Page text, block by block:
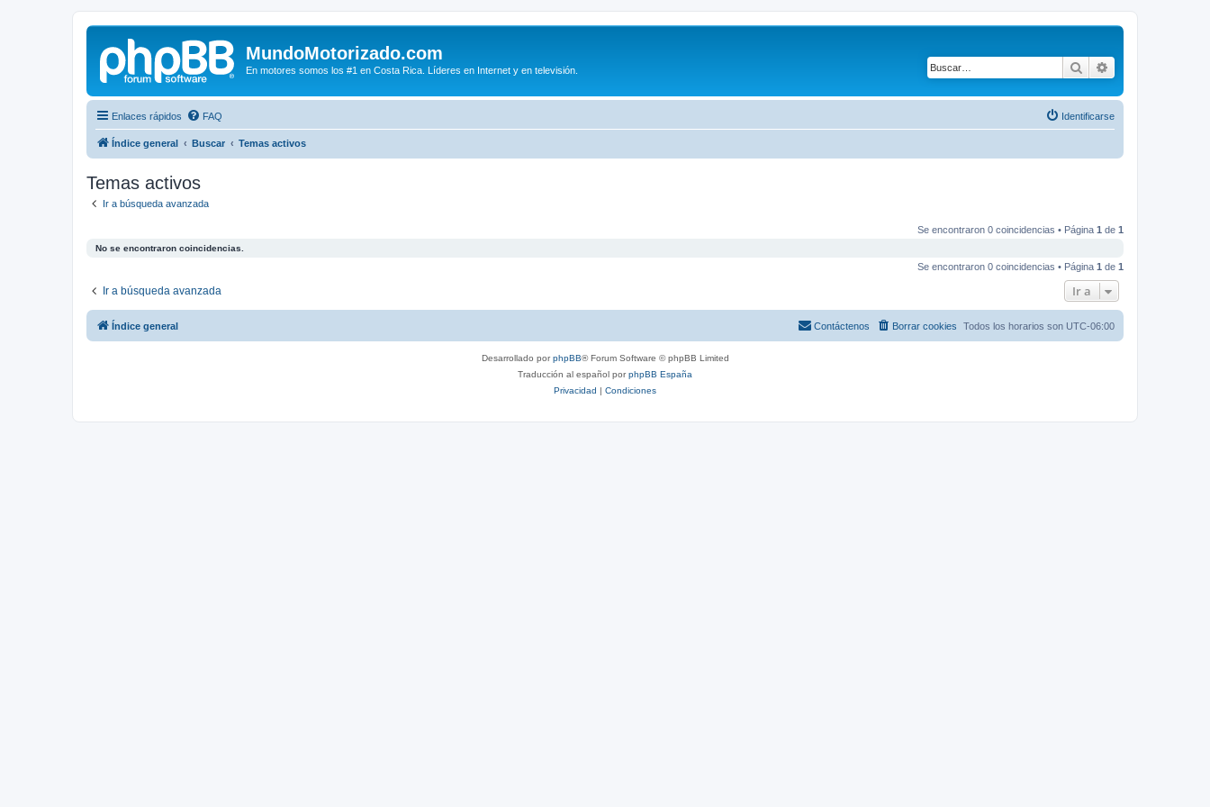
MundoMotorizado.com
En motores somos los #1 en Costa Rica. Líderes en Internet y en televisión. Buscar
Enlaces rápidos FAQ Identificarse
Índice general Buscar Temas activos
Temas activos
Ir a búsqueda avanzada
Se encontraron 0 coincidencias • Página 1 de 1
No se encontraron coincidencias.
Se encontraron 0 coincidencias • Página 1 de 1
Ir a búsqueda avanzada Ir a
Índice general Todos los horarios son UTC-06:00
Borrar cookies
Contáctenos
Desarrollado porphpBB® Forum Software © phpBB Limited
Traducción al español porphpBB España
Privacidad | Condiciones